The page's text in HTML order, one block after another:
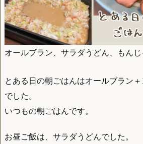
オールブラン、サラダうどん、もんじ
とある日の朝ごはんはオールブラン
でした。
いつもの朝ごはんです。
お昼ご飯は、サラダうどんでした。